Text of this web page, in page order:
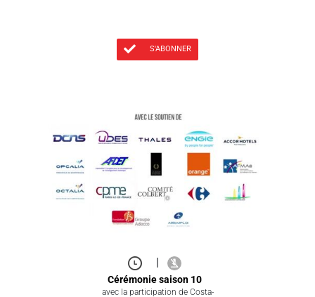
S'ABONNER
Cérémonie saison 10
avec la participation de Costa-